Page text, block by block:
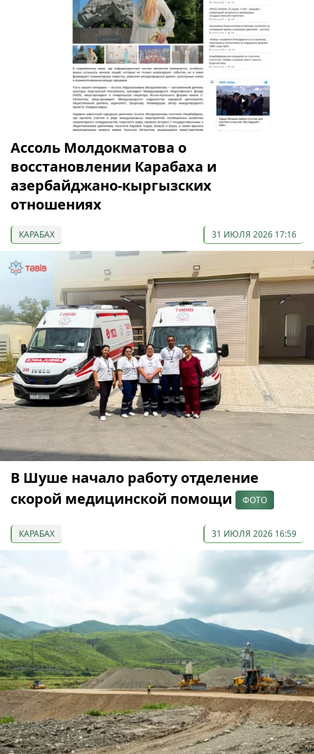
Ассоль Молдокматова о
восстановлении Карабаха и
азербайджано-кыргызских
отношениях
КАРАБАХ 31 ИЮЛЯ 2026 17:16
В Шуше начало работу отделение
скорой медицинской помощи
ФОТО
КАРАБАХ 31 ИЮЛЯ 2026 16:59